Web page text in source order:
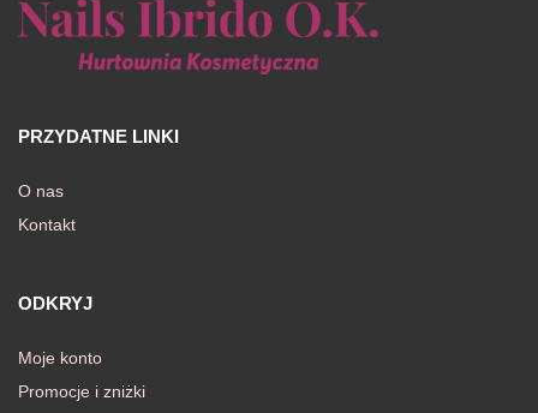
PRZYDATNE LINKI
O nas
Kontakt
ODKRYJ
Moje konto
Promocje i zniżki